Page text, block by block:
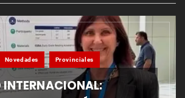
Novedades Provinciales
INTERNACIONAL: